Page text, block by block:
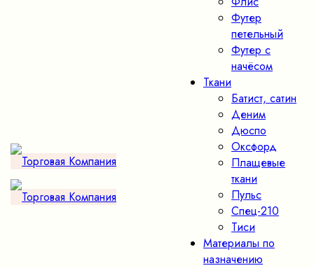
Футер
петельный
Футер с
начёсом
Ткани
Батист, сатин
Деним
Дюспо
Оксфорд
Плащевые
ткани
Пульс
Спец-210
Тиси
Материалы по
назначению